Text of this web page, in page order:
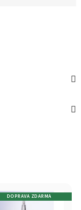
DOPRAVA ZDARMA